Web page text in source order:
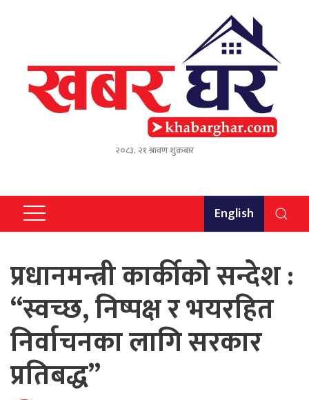
२०८३, २१ श्रावण शुक्रबार
English
प्रधानमन्त्री कार्कीको सन्देश :
“स्वच्छ, निष्पक्ष र भयरहित
निर्वाचनका लागि सरकार
प्रतिबद्ध”